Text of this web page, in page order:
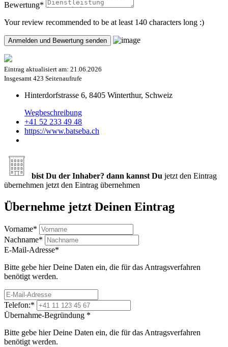
Bewertung*
Your review recommended to be at least 140 characters long :)
Eintrag aktualisiert am: 21.06.2026
Insgesamt 423 Seitenaufrufe
Hinterdorfstrasse 6, 8405 Winterthur, Schweiz
Wegbeschreibung
+41 52 233 49 48
https://www.batseba.ch
bist Du der Inhaber? dann kannst Du jetzt den Eintrag
übernehmen jetzt den Eintrag übernehmen
Übernehme jetzt Deinen Eintrag
Vorname*
Nachname*
E-Mail-Adresse*
Bitte gebe hier Deine Daten ein, die für das Antragsverfahren
benötigt werden.
Telefon:*
Übernahme-Begründung *
Bitte gebe hier Deine Daten ein, die für das Antragsverfahren
benötigt werden.